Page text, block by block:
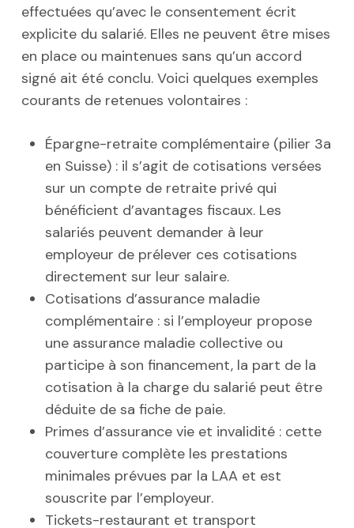
effectuées qu’avec le consentement écrit
explicite du salarié. Elles ne peuvent être mises
en place ou maintenues sans qu’un accord
signé ait été conclu. Voici quelques exemples
courants de retenues volontaires :
Épargne-retraite complémentaire (pilier 3a
en Suisse) : il s’agit de cotisations versées
sur un compte de retraite privé qui
bénéficient d’avantages fiscaux. Les
salariés peuvent demander à leur
employeur de prélever ces cotisations
directement sur leur salaire.
Cotisations d’assurance maladie
complémentaire : si l’employeur propose
une assurance maladie collective ou
participe à son financement, la part de la
cotisation à la charge du salarié peut être
déduite de sa fiche de paie.
Primes d’assurance vie et invalidité : cette
couverture complète les prestations
minimales prévues par la LAA et est
souscrite par l’employeur.
Tickets-restaurant et transport